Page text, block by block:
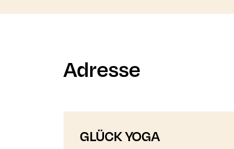
Adresse
GLÜCK YOGA